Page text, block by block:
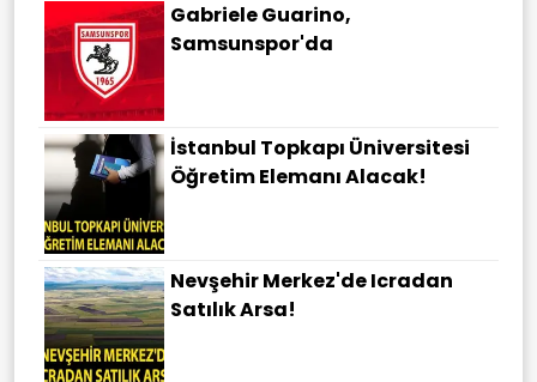
Gabriele Guarino,
Samsunspor'da
İstanbul Topkapı Üniversitesi
Öğretim Elemanı Alacak!
Nevşehir Merkez'de Icradan
Satılık Arsa!